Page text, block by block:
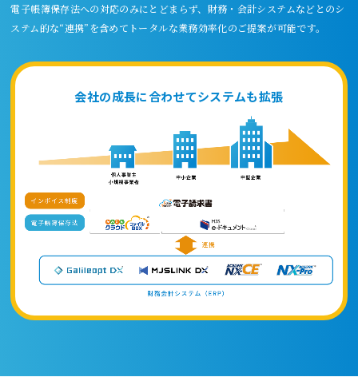
電子帳簿保存法への対応のみにとどまらず、財務・会計システムなどとのシ
ステム的な“連携”を含めてトータルな業務効率化のご提案が可能です。
会社の成長に合わせてシステムも拡張